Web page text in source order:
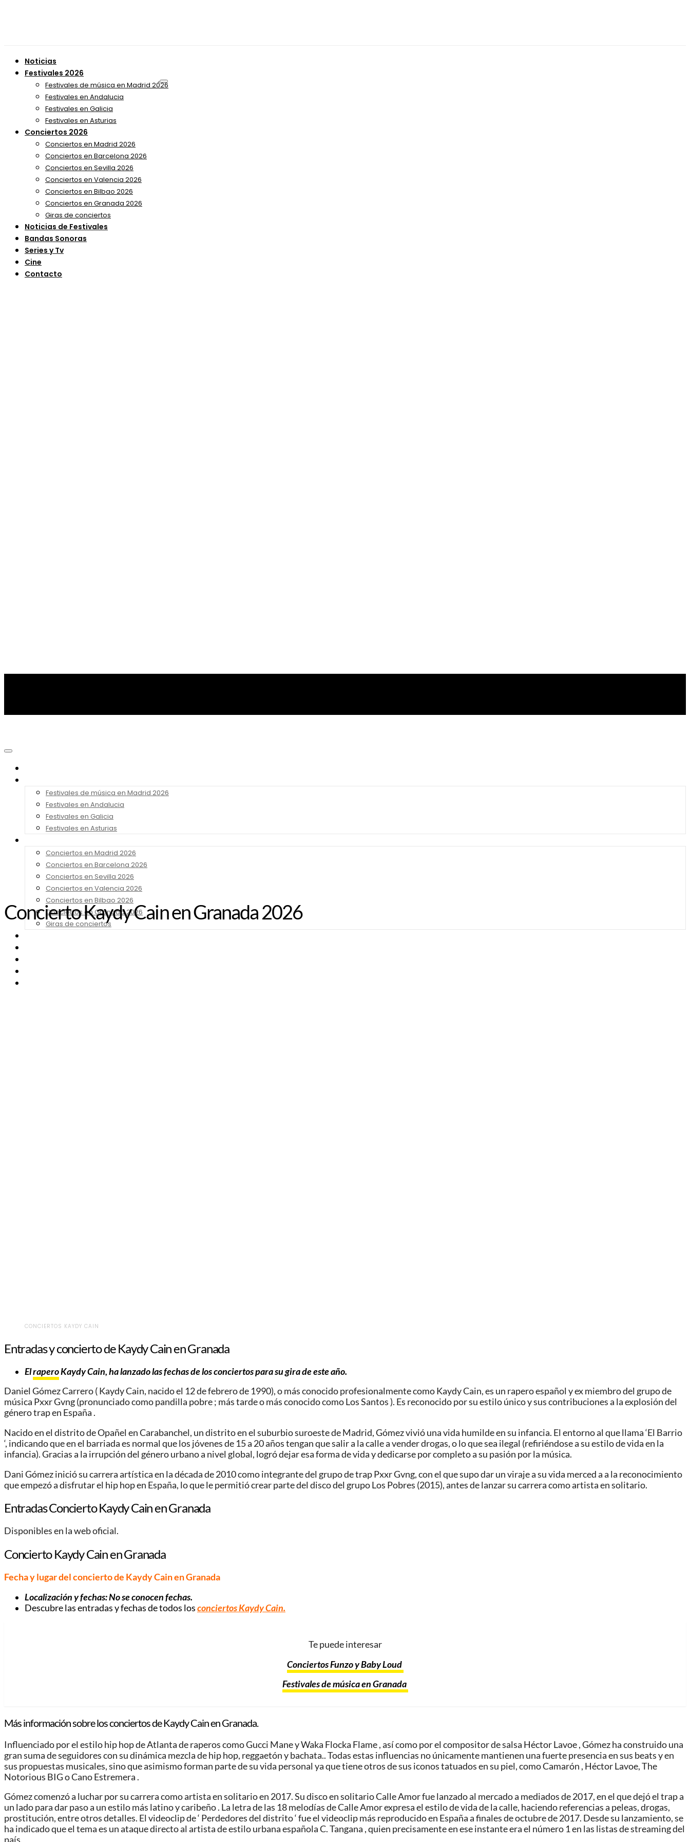
Noticias
Festivales 2026
Festivales de música en Madrid 2026
Festivales en Andalucia
Festivales en Galicia
Festivales en Asturias
Conciertos 2026
Conciertos en Madrid 2026
Conciertos en Barcelona 2026
Conciertos en Sevilla 2026
Conciertos en Valencia 2026
Conciertos en Bilbao 2026
Conciertos en Granada 2026
Giras de conciertos
Noticias de Festivales
Bandas Sonoras
Series y Tv
Cine
Contacto
Festivales de música en Madrid 2026
Festivales en Andalucia
Festivales en Galicia
Festivales en Asturias
Conciertos en Madrid 2026
Conciertos en Barcelona 2026
Conciertos en Sevilla 2026
Conciertos en Valencia 2026
Conciertos en Bilbao 2026
Conciertos en Granada 2026
Giras de conciertos
Concierto Kaydy Cain en Granada 2026
CONCIERTOS KAYDY CAIN
Entradas y concierto de Kaydy Cain en Granada
ElraperoKaydy Cain, ha lanzado las fechas de los conciertos para su gira de este año.
Daniel Gómez Carrero ( Kaydy Cain, nacido el 12 de febrero de 1990), o más conocido profesionalmente como Kaydy Cain, es un rapero español y ex miembro del grupo de
música Pxxr Gvng (pronunciado como pandilla pobre ; más tarde o más conocido como Los Santos ). Es reconocido por su estilo único y sus contribuciones a la explosión del
género trap en España .
Nacido en el distrito de Opañel en Carabanchel, un distrito en el suburbio suroeste de Madrid, Gómez vivió una vida humilde en su infancia. El entorno al que llama ‘El Barrio
‘, indicando que en el barriada es normal que los jóvenes de 15 a 20 años tengan que salir a la calle a vender drogas, o lo que sea ilegal (refiriéndose a su estilo de vida en la
infancia). Gracias a la irrupción del género urbano a nivel global, logró dejar esa forma de vida y dedicarse por completo a su pasión por la música.
Dani Gómez inició su carrera artística en la década de 2010 como integrante del grupo de trap Pxxr Gvng, con el que supo dar un viraje a su vida merced a a la reconocimiento
que empezó a disfrutar el hip hop en España, lo que le permitió crear parte del disco del grupo Los Pobres (2015), antes de lanzar su carrera como artista en solitario.
Entradas Concierto Kaydy Cain en Granada
Disponibles en la web oficial.
Concierto Kaydy Cain en Granada
Fecha y lugar del concierto de Kaydy Cain en Granada
Localización y fechas: No se conocen fechas.
Descubre las entradas y fechas de todos losconciertos Kaydy Cain.
Te puede interesar
Conciertos Funzo y Baby Loud
Festivales de música en Granada
Más información sobre los conciertos de Kaydy Cain en Granada.
Influenciado por el estilo hip hop de Atlanta de raperos como Gucci Mane y Waka Flocka Flame , así como por el compositor de salsa Héctor Lavoe , Gómez ha construido una
gran suma de seguidores con su dinámica mezcla de hip hop, reggaetón y bachata.. Todas estas influencias no únicamente mantienen una fuerte presencia en sus beats y en
sus propuestas musicales, sino que asimismo forman parte de su vida personal ya que tiene otros de sus iconos tatuados en su piel, como Camarón , Héctor Lavoe, The
Notorious BIG o Cano Estremera .
Gómez comenzó a luchar por su carrera como artista en solitario en 2017. Su disco en solitario Calle Amor fue lanzado al mercado a mediados de 2017, en el que dejó el trap a
un lado para dar paso a un estilo más latino y caribeño . La letra de las 18 melodías de Calle Amor expresa el estilo de vida de la calle, haciendo referencias a peleas, drogas,
prostitución, entre otros detalles. El videoclip de ‘ Perdedores del distrito ‘ fue el videoclip más reproducido en España a finales de octubre de 2017. Desde su lanzamiento, se
ha indicado que el tema es un ataque directo al artista de estilo urbana española C. Tangana , quien precisamente en ese instante era el número 1 en las listas de streaming del
país.